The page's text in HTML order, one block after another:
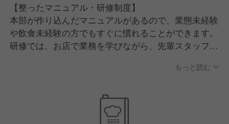
■健康
体調・健康管理の重要性を理解して、欠勤にならない
ように心がける
【整ったマニュアル・研修制度】
本部が作り込んだマニュアルがあるので、業態未経験
や飲食未経験の方でもすぐに慣れることができます。
研修では、お店で業務を学びながら、先輩スタッフや
「女性が活躍できる現場」として女性スタッフが多
もっと読む